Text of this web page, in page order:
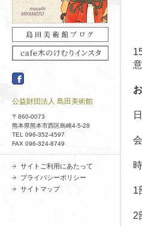
公益財団法人 島田美術館
〒860-0073
熊本県熊本市西区島崎4-5-28
TEL 096-352-4597
FAX 096-324-8749
サイトご利用にあたって
プライバシーポリシー
サイトマップ
1
2